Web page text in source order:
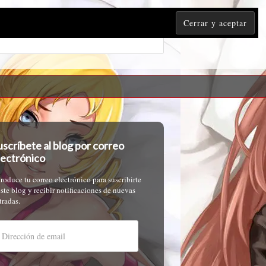
al blog por correo
tu correo electrónico para suscribirte
blog y recibir notificaciones de nuevas